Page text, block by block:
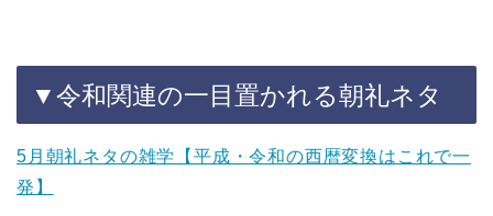
▼令和関連の一目置かれる朝礼ネタ
5月朝礼ネタの雑学【平成・令和の西暦変換はこれで一
発】